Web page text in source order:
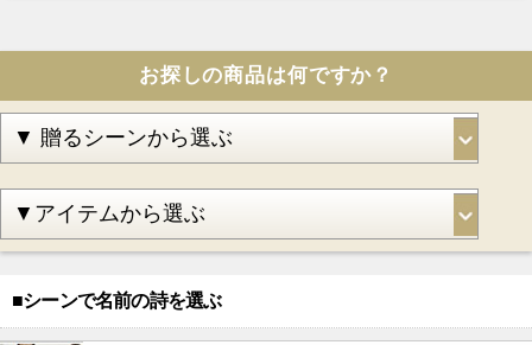
お探しの商品は何ですか？
■シーンで名前の詩を選ぶ